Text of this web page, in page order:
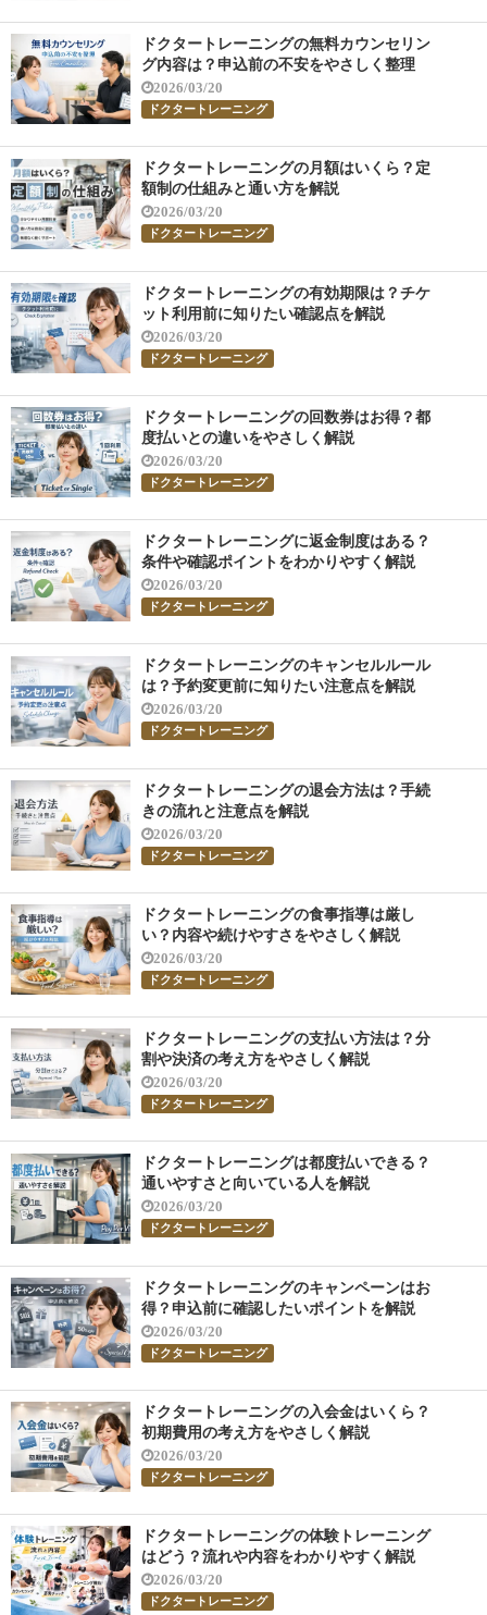
ドクタートレーニングの無料カウンセリン
グ内容は？申込前の不安をやさしく整理
2026/03/20
ドクタートレーニング
ドクタートレーニングの月額はいくら？定
額制の仕組みと通い方を解説
2026/03/20
ドクタートレーニング
ドクタートレーニングの有効期限は？チケ
ット利用前に知りたい確認点を解説
2026/03/20
ドクタートレーニング
ドクタートレーニングの回数券はお得？都
度払いとの違いをやさしく解説
2026/03/20
ドクタートレーニング
ドクタートレーニングに返金制度はある？
条件や確認ポイントをわかりやすく解説
2026/03/20
ドクタートレーニング
ドクタートレーニングのキャンセルルール
は？予約変更前に知りたい注意点を解説
2026/03/20
ドクタートレーニング
ドクタートレーニングの退会方法は？手続
きの流れと注意点を解説
2026/03/20
ドクタートレーニング
ドクタートレーニングの食事指導は厳し
い？内容や続けやすさをやさしく解説
2026/03/20
ドクタートレーニング
ドクタートレーニングの支払い方法は？分
割や決済の考え方をやさしく解説
2026/03/20
ドクタートレーニング
ドクタートレーニングは都度払いできる？
通いやすさと向いている人を解説
2026/03/20
ドクタートレーニング
ドクタートレーニングのキャンペーンはお
得？申込前に確認したいポイントを解説
2026/03/20
ドクタートレーニング
ドクタートレーニングの入会金はいくら？
初期費用の考え方をやさしく解説
2026/03/20
ドクタートレーニング
ドクタートレーニングの体験トレーニング
はどう？流れや内容をわかりやすく解説
2026/03/20
ドクタートレーニング